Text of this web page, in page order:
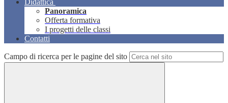
Didattica
Panoramica
Offerta formativa
I progetti delle classi
Contatti
Campo di ricerca per le pagine del sito